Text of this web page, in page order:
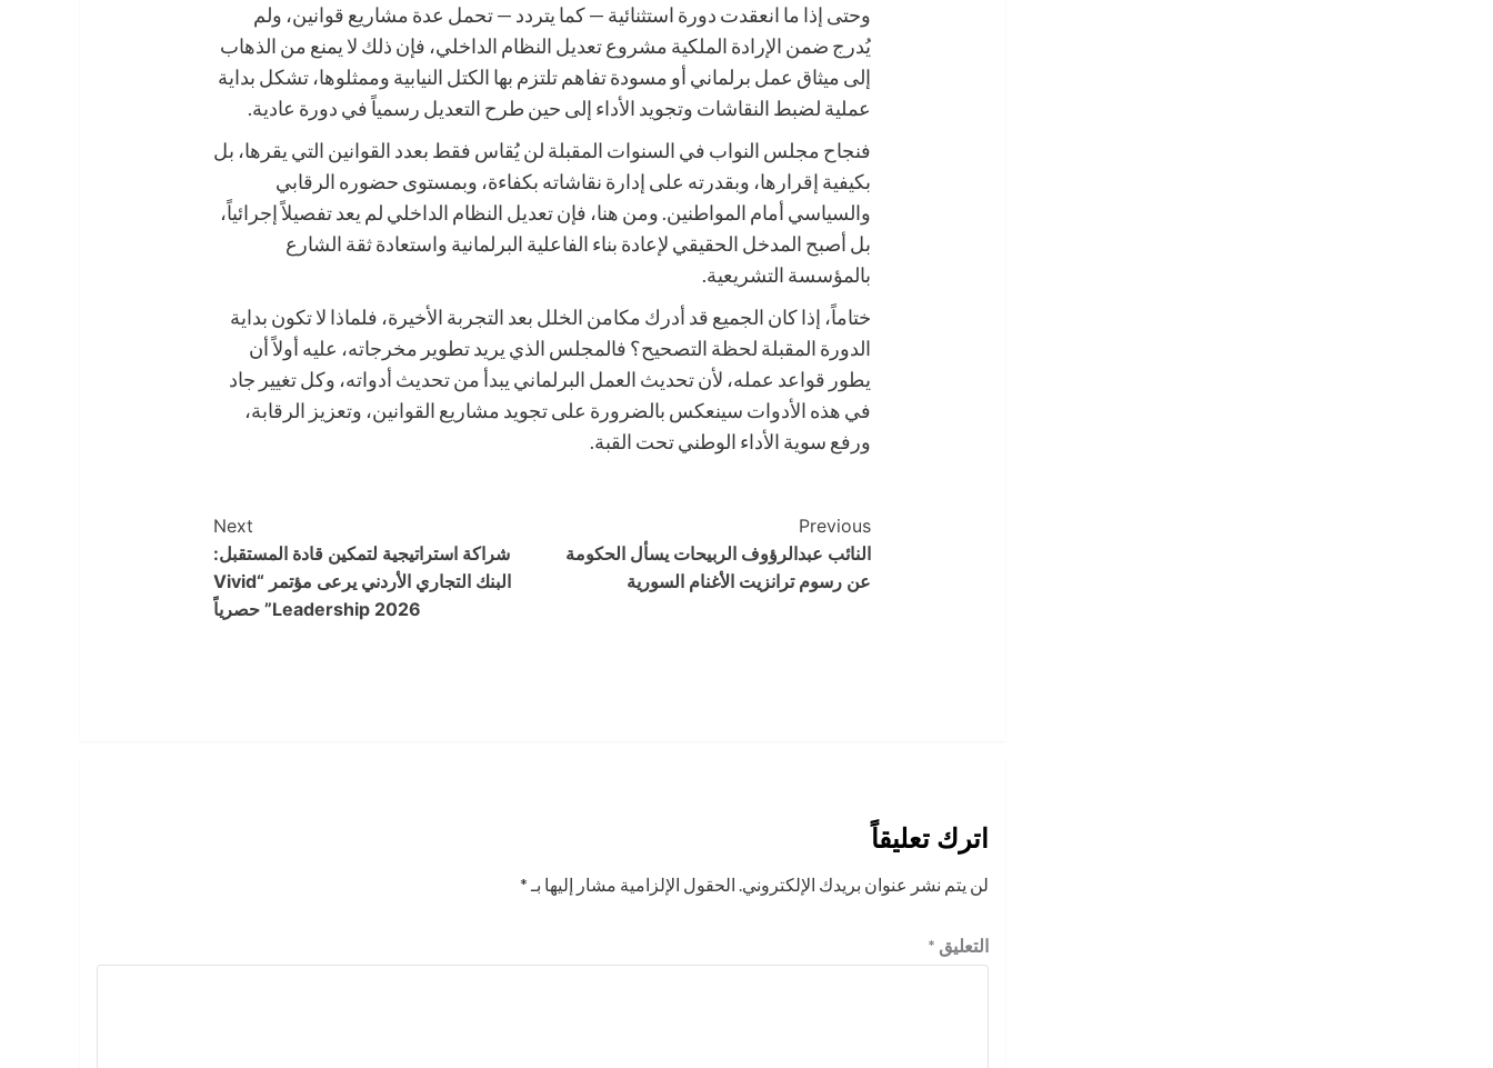
وحتى إذا ما انعقدت دورة استثنائية — كما يتردد — تحمل عدة مشاريع قوانين، ولم
يُدرج ضمن الإرادة الملكية مشروع تعديل النظام الداخلي، فإن ذلك لا يمنع من الذهاب
إلى ميثاق عمل برلماني أو مسودة تفاهم تلتزم بها الكتل النيابية وممثلوها، تشكل بداية
عملية لضبط النقاشات وتجويد الأداء إلى حين طرح التعديل رسمياً في دورة عادية.
فنجاح مجلس النواب في السنوات المقبلة لن يُقاس فقط بعدد القوانين التي يقرها، بل
بكيفية إقرارها، وبقدرته على إدارة نقاشاته بكفاءة، وبمستوى حضوره الرقابي
والسياسي أمام المواطنين. ومن هنا، فإن تعديل النظام الداخلي لم يعد تفصيلاً إجرائياً،
بل أصبح المدخل الحقيقي لإعادة بناء الفاعلية البرلمانية واستعادة ثقة الشارع
بالمؤسسة التشريعية.
ختاماً، إذا كان الجميع قد أدرك مكامن الخلل بعد التجربة الأخيرة، فلماذا لا تكون بداية
الدورة المقبلة لحظة التصحيح؟ فالمجلس الذي يريد تطوير مخرجاته، عليه أولاً أن
يطور قواعد عمله، لأن تحديث العمل البرلماني يبدأ من تحديث أدواته، وكل تغيير جاد
في هذه الأدوات سينعكس بالضرورة على تجويد مشاريع القوانين، وتعزيز الرقابة،
ورفع سوية الأداء الوطني تحت القبة.
Post
Navigation
Previous
النائب عبدالرؤوف الربيحات يسأل الحكومة
عن رسوم ترانزيت الأغنام السورية
Next
شراكة استراتيجية لتمكين قادة المستقبل:
البنك التجاري الأردني يرعى مؤتمر “Vivid
Leadership 2026” حصرياً
اترك تعليقاً
لن يتم نشر عنوان بريدك الإلكتروني. الحقول الإلزامية مشار إليها بـ *
التعليق *